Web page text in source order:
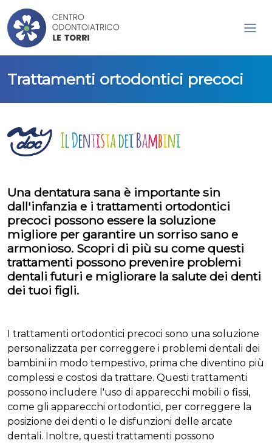
Trattamenti ortodontici precoci
Una dentatura sana è importante sin
dall'infanzia e i trattamenti ortodontici
precoci possono essere la soluzione
migliore per garantire un sorriso sano e
armonioso. Scopri di più su come questi
trattamenti possono prevenire problemi
dentali futuri e migliorare la salute dei denti
dei tuoi figli.
I trattamenti ortodontici precoci sono una soluzione
personalizzata per correggere i problemi dentali dei
bambini in modo tempestivo, prima che diventino più
complessi e costosi da trattare. Questi trattamenti
possono includere l'uso di apparecchi mobili o fissi,
come gli apparecchi ortodontici, per correggere la
posizione dei denti o le disfunzioni delle arcate
dentali. Inoltre, questi trattamenti possono